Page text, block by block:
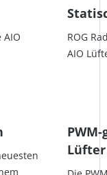
ROG
AIO
Lüfter